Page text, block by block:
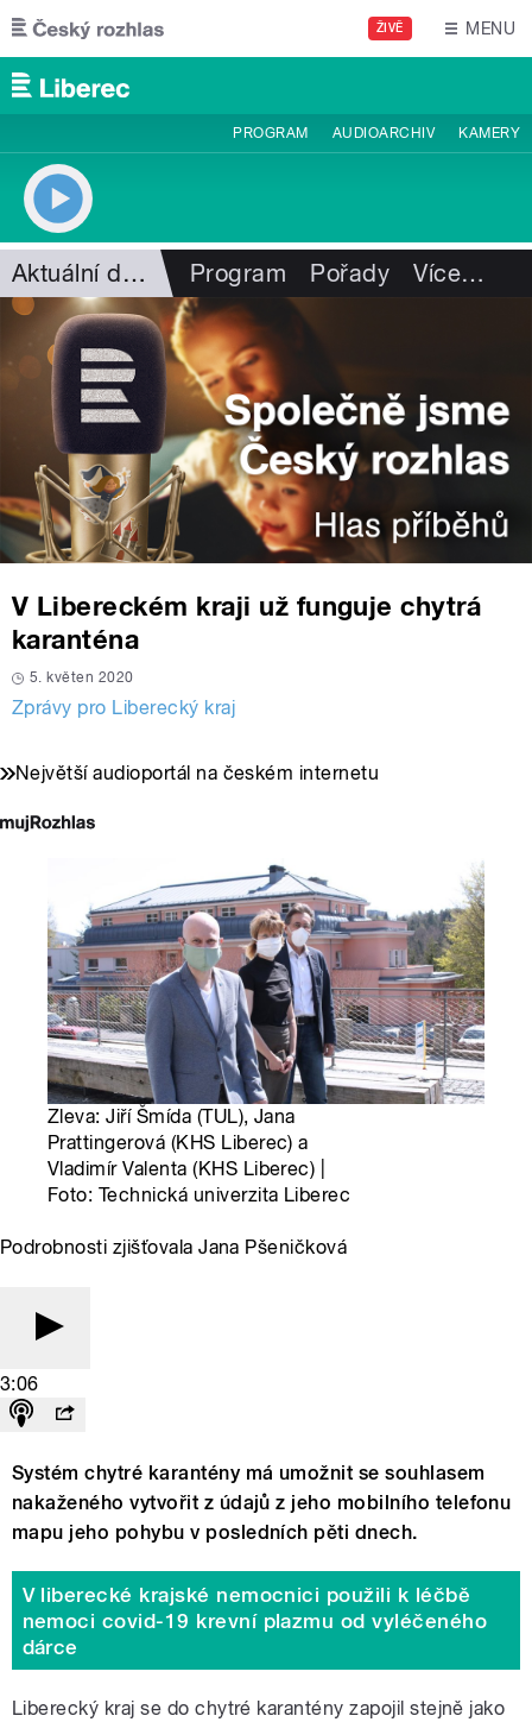
Přejít k hlavnímu obsahu
ŽIVĚ MENU
PROGRAM AUDIOARCHIV KAMERY
Aktuální dění Program Pořady Více…
V Libereckém kraji už funguje chytrá
karanténa
5. květen 2020
Zprávy pro Liberecký kraj
Největší audioportál na českém internetu
Zleva: Jiří Šmída (TUL), Jana
Prattingerová (KHS Liberec) a
Vladimír Valenta (KHS Liberec) |
Foto: Technická univerzita Liberec
Podrobnosti zjišťovala Jana Pšeničková
3:06
Systém chytré karantény má umožnit se souhlasem
nakaženého vytvořit z údajů z jeho mobilního telefonu
mapu jeho pohybu v posledních pěti dnech.
V liberecké krajské nemocnici použili k léčbě
nemoci covid-19 krevní plazmu od vyléčeného
dárce
Liberecký kraj se do chytré karantény zapojil stejně jako